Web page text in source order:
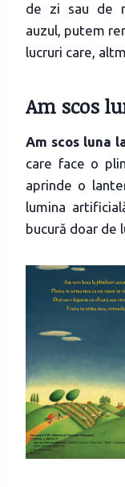
de zi sau de
auzul, putem
lucruri care,
Am scos
Am scos luna
care face o
aprinde o
lumina
bucură doar de